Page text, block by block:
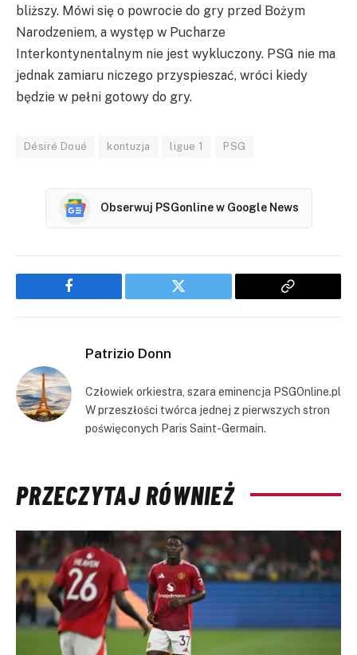
bliższy. Mówi się o powrocie do gry przed Bożym
Narodzeniem, a występ w Pucharze
Interkontynentalnym nie jest wykluczony. PSG nie ma
jednak zamiaru niczego przyspieszać, wróci kiedy
będzie w pełni gotowy do gry.
Désiré Doué kontuzja ligue 1 PSG
Obserwuj PSGonline w Google News
Facebook Twitter
Copy
Patrizio Donn
Człowiek orkiestra, szara eminencja PSGOnline.pl
W przeszłości twórca jednej z pierwszych stron
poświęconych Paris Saint-Germain.
PRZECZYTAJ RÓWNIEŻ